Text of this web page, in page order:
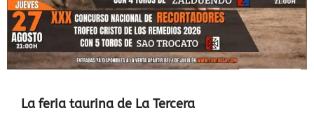
La feria taurina de La Tercera